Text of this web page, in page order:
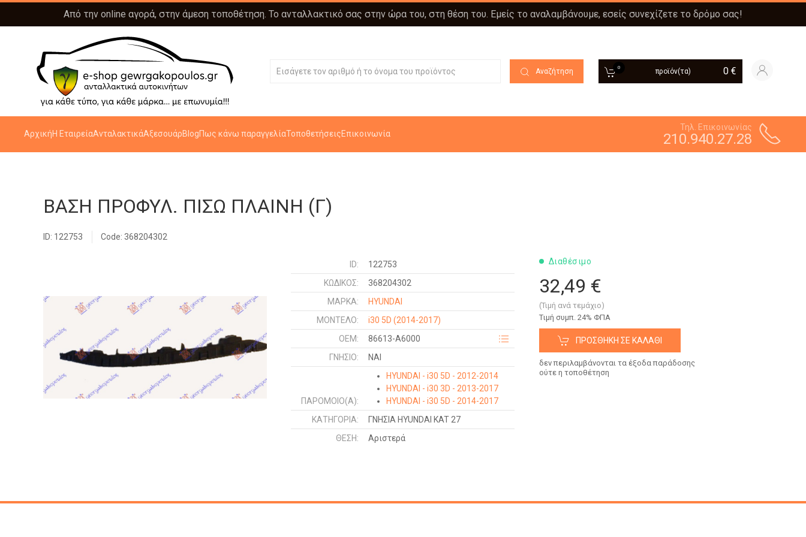
Από την online αγορά, στην άμεση τοποθέτηση. Το ανταλλακτικό σας στην ώρα του, στη θέση του. Εμείς το αναλαμβάνουμε, εσείς συνεχίζετε το δρόμο σας!
Αναζήτηση 0 προϊόν(τα) 0 €
ΑρχικήΗ ΕταιρείαΑνταλακτικάΑξεσουάρBlogΠως κάνω παραγγελίαΤοποθετήσειςΕπικοινωνία
Τηλ. Επικοινωνίας
210.940.27.28
ΒΑΣΗ ΠΡΟΦΥΛ. ΠΙΣΩ ΠΛΑΙΝΗ (Γ)
ID: 122753 Code: 368204302
ID:
122753
ΚΩΔΙΚΌΣ:
368204302
ΜΑΡΚΑ:
HYUNDAI
ΜΟΝΤΕΛΟ:
i30 5D (2014-2017)
OEM:
86613-A6000
ΓΝΉΣΙΟ:
ΝΑΙ
ΠΑΡΌΜΟΙΟ(Α):
HYUNDAI - i30 5D - 2012-2014
HYUNDAI - i30 3D - 2013-2017
HYUNDAI - i30 5D - 2014-2017
ΚΑΤΗΓΟΡΊΑ:
ΓΝΗΣΙΑ HYUNDAI KAT 27
ΘΈΣΗ:
Αριστερά
Διαθέσιμο
32,49 €
(Τιμή ανά τεμάχιο)
Tιμή συμπ. 24% ΦΠΑ
ΠΡΟΣΘΉΚΗ ΣΕ ΚΑΛΆΘΙ
δεν περιλαμβάνονται τα έξοδα παράδοσης
ούτε η τοποθέτηση